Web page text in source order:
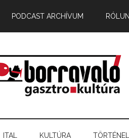
PODCAST ARCHÍVUM
ITAL KULTÚRA